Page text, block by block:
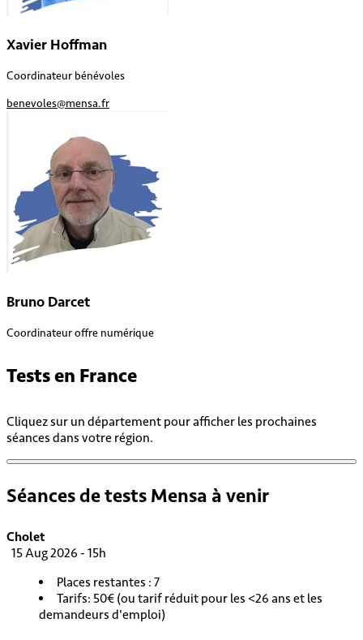
Xavier Hoffman
Coordinateur bénévoles
benevoles@mensa.fr
Bruno Darcet
Coordinateur offre numérique
Tests en France
Cliquez sur un département pour afficher les prochaines
séances dans votre région.
Séances de tests Mensa à venir
Cholet
15 Aug 2026 - 15h
Places restantes : 7
Tarifs: 50€ (ou tarif réduit pour les <26 ans et les
demandeurs d'emploi)